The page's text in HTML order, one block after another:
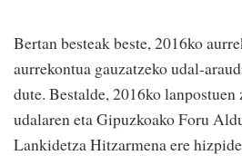
Bertan besteak beste, 2016ko
aurrekontua gauzatzeko udal-
dute. Bestalde, 2016ko lanpostuen
udalaren eta Gipuzkoako Foru
Lankidetza Hitzarmena ere